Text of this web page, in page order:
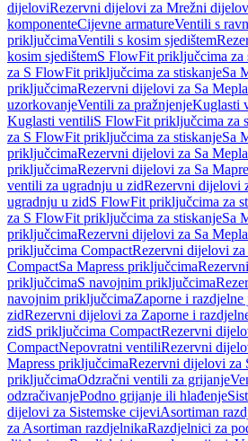
dijeloviRezervni dijelovi za Mrežni
komponenteCijevne armatureVentili s
priključcimaVentili s kosim sjedištem
kosim sjedištemS FlowFit priključcima za
za S FlowFit priključcima za stiskanjeSa
priključcimaRezervni dijelovi za Sa
uzorkovanjeVentili za pražnjenjeKuglasti
Kuglasti ventiliS FlowFit priključcima za
za S FlowFit priključcima za stiskanjeSa
priključcimaRezervni dijelovi za Sa
priključcimaRezervni dijelovi za Sa
ventili za ugradnju u zidRezervni dijelovi
ugradnju u zidS FlowFit priključcima za
za S FlowFit priključcima za stiskanjeSa
priključcimaRezervni dijelovi za Sa
priključcima CompactRezervni dijelovi
CompactSa Mapress priključcima
priključcimaS navojnim priključcima
navojnim priključcimaZaporne i
zidRezervni dijelovi za Zaporne i
zidS priključcima CompactRezervni
CompactNepovratni ventiliRezervni
Mapress priključcimaRezervni dijelovi za
priključcimaOdzračni ventili za grijanje
odzračivanjePodno grijanje ili hlađenje
dijelovi za Sistemske cijeviAsortiman
za Asortiman razdjelnikaRazdjelnici za